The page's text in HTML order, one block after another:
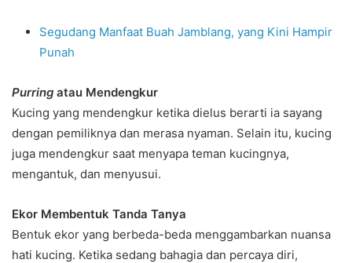
Segudang Manfaat Buah Jamblang, yang Kini Hampir
Punah
Purring atau Mendengkur
Kucing yang mendengkur ketika dielus berarti ia sayang
dengan pemiliknya dan merasa nyaman. Selain itu, kucing
juga mendengkur saat menyapa teman kucingnya,
mengantuk, dan menyusui.
Ekor Membentuk Tanda Tanya
Bentuk ekor yang berbeda-beda menggambarkan nuansa
hati kucing. Ketika sedang bahagia dan percaya diri,